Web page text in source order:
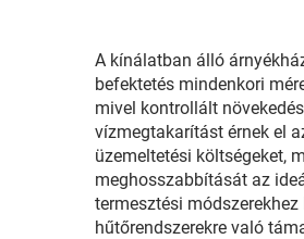
A kínálatban álló
befektetés mindenkori
mivel kontrollált
vízmegtakarítást érnek el
üzemeltetési költségeket,
meghosszabbítását az
termesztési
hűtőrendszerekre való